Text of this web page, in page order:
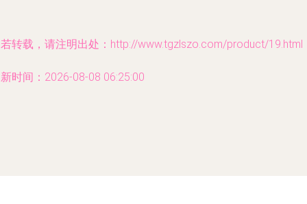
转载，请注明出处：http://www.tgzlszo.com/product/19.html
时间：2026-08-08 06:25:00